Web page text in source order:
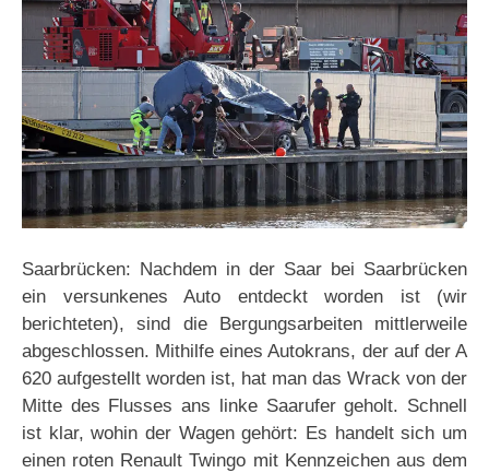
Saarbrücken: Nachdem in der Saar bei Saarbrücken
ein versunkenes Auto entdeckt worden ist (wir
berichteten), sind die Bergungsarbeiten mittlerweile
abgeschlossen. Mithilfe eines Autokrans, der auf der A
620 aufgestellt worden ist, hat man das Wrack von der
Mitte des Flusses ans linke Saarufer geholt. Schnell
ist klar, wohin der Wagen gehört: Es handelt sich um
einen roten Renault Twingo mit Kennzeichen aus dem